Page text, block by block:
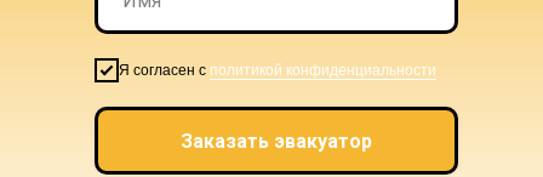
Я согласен с политикой конфиденциальности
Заказать эвакуатор